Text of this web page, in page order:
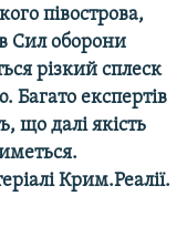
півострова,
Сил оборони
різкий сплеск
Багато експертів
що далі якість
Крим.Реалії.